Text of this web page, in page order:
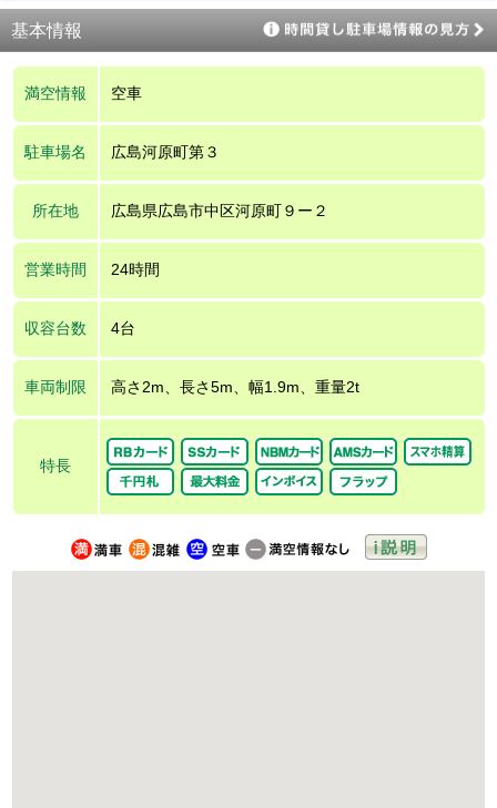
基本情報
満空情報 空車
駐車場名 広島河原町第３
所在地 広島県広島市中区河原町９ー２
営業時間 24時間
収容台数 4台
車両制限 高さ2m、長さ5m、幅1.9m、重量2t
特長